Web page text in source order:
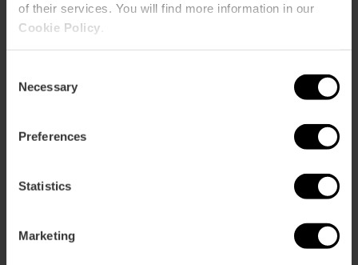
of their services. You will find more information in our
Cookie Policy
Selection
Necessary
Preferences
Statistics
Marketing
Hemisfèric